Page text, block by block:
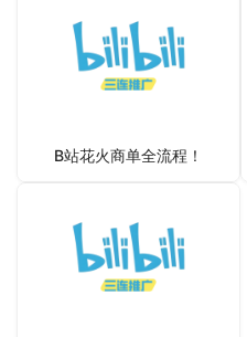
B站花火商单全流程！